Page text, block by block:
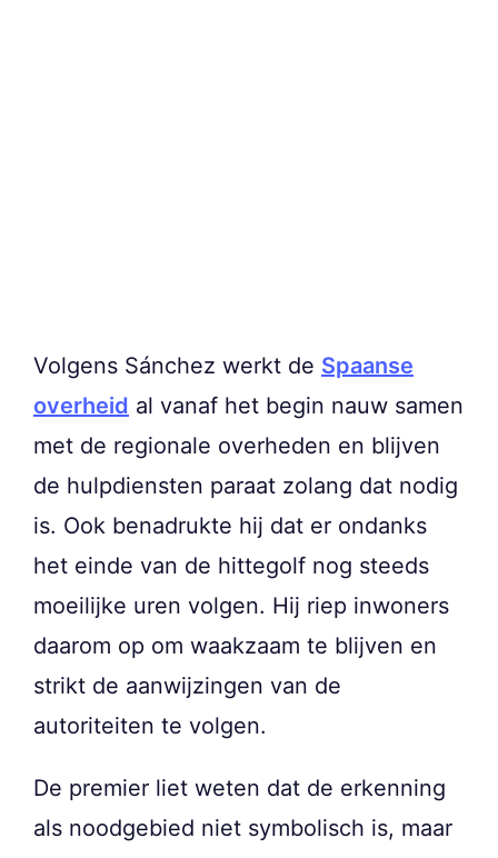
Volgens Sánchez werkt de Spaanse
overheid al vanaf het begin nauw samen
met de regionale overheden en blijven
de hulpdiensten paraat zolang dat nodig
is. Ook benadrukte hij dat er ondanks
het einde van de hittegolf nog steeds
moeilijke uren volgen. Hij riep inwoners
daarom op om waakzaam te blijven en
strikt de aanwijzingen van de
autoriteiten te volgen.
De premier liet weten dat de erkenning
als noodgebied niet symbolisch is, maar